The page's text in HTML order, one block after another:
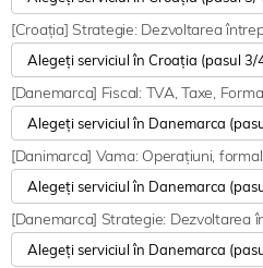
[Croația] Strategie: Dezvoltarea
[Danemarca] Fiscal: TVA, Taxe,
[Danimarca] Vama: Operațiuni,
[Danemarca] Strategie: Dezvoltarea